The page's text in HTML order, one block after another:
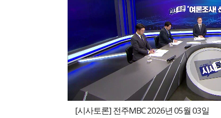
[시사토론] 전주MBC 2026년 05월 03일